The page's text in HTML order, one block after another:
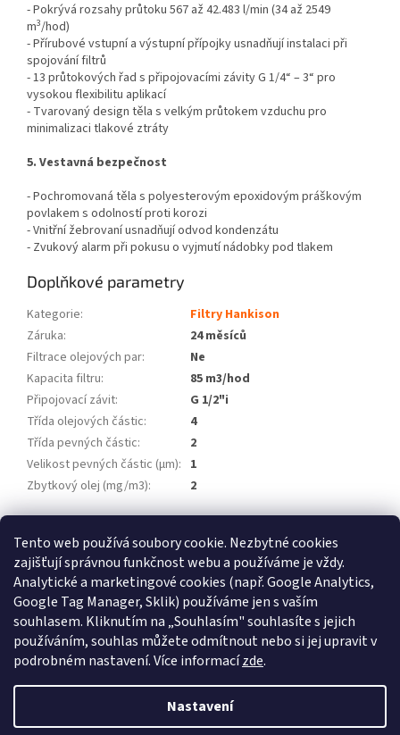
Tento web používá soubory cookie. Nezbytné cookies
zajišťují správnou funkčnost webu a používáme je vždy.
Analytické a marketingové cookies (např. Google Analytics,
Google Tag Manager, Sklik) používáme jen s vaším
souhlasem. Kliknutím na „Souhlasím" souhlasíte s jejich
používáním, souhlas můžete odmítnout nebo si jej upravit v
podrobném nastavení. Více informacízde.
Nastavení
- Pokrývá rozsahy průtoku 567 až 42.483 l/min (34 až 2549
m3/hod)
- Přírubové vstupní a výstupní přípojky usnadňují instalaci při
spojování filtrů
- 13 průtokových řad s připojovacími závity G 1/4“ – 3“ pro
vysokou flexibilitu aplikací
- Tvarovaný design těla s velkým průtokem vzduchu pro
minimalizaci tlakové ztráty
5. Vestavná bezpečnost
- Pochromovaná těla s polyesterovým epoxidovým práškovým
povlakem s odolností proti korozi
- Vnitřní žebrovaní usnadňují odvod kondenzátu
- Zvukový alarm při pokusu o vyjmutí nádobky pod tlakem
Doplňkové parametry
Kategorie:
Filtry Hankison
Záruka:
24 měsíců
Filtrace olejových par:
Ne
Kapacita filtru:
85 m3/hod
Připojovací závit:
G 1/2"i
Třída olejových částic:
4
Třída pevných částic:
2
Velikost pevných částic (µm): 1
Zbytkový olej (mg/m3): 2
Atlas Copco Schneider Airsystems ATMOS BEKO Technologies
METAL WORK Pneumatic Inaircom
Atlas Copco